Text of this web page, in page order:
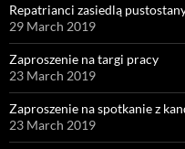
Repatrianci zasiedlą
29 March 2019
Zaproszenie na targi pracy
23 March 2019
Zaproszenie na spotkanie z
23 March 2019